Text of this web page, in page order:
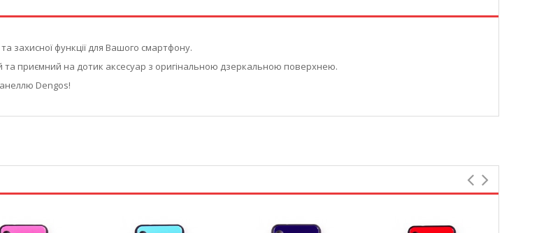
захисної функції для Вашого смартфону.
та приємний на дотик аксесуар з оригінальною дзеркальною поверхнею.
Dengos!